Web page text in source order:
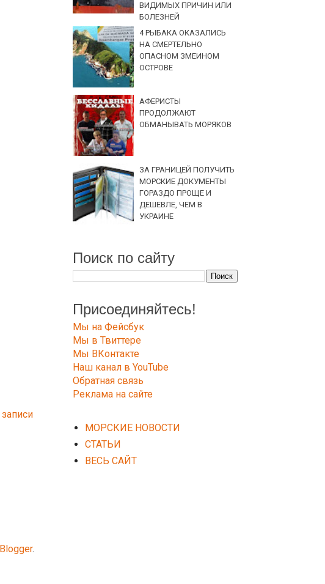
ВИДИМЫХ ПРИЧИН ИЛИ
БОЛЕЗНЕЙ
4 РЫБАКА ОКАЗАЛИСЬ
НА СМЕРТЕЛЬНО
ОПАСНОМ ЗМЕИНОМ
ОСТРОВЕ
АФЕРИСТЫ
ПРОДОЛЖАЮТ
ОБМАНЫВАТЬ МОРЯКОВ
ЗА ГРАНИЦЕЙ ПОЛУЧИТЬ
МОРСКИЕ ДОКУМЕНТЫ
ГОРАЗДО ПРОЩЕ И
ДЕШЕВЛЕ, ЧЕМ В
УКРАИНЕ
Поиск по сайту
Присоединяйтесь!
Мы на Фейсбук
Мы в Твиттере
Мы ВКонтакте
Наш канал в YouTube
Обратная связь
Реклама на сайте
МОРСКИЕ НОВОСТИ
СТАТЬИ
ВЕСЬ САЙТ
Blogger.